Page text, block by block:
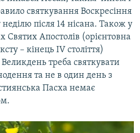
святкування Воскресіння
після 14 нісана. Також у
Святих Апостолів (орієнтовна
– кінець IV століття)
треба святкувати
та не в один день з
Пасха немає